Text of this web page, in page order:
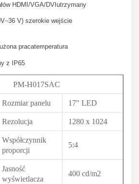
HDMI/VGA/DVIutrzymany
~36 V) szerokie wejście
pracatemperatura
z IP65
PM-H017SAC
Rozmiar panelu 17" LED
Rezolucja 1280 x 1024
Współczynnik
proporcji
5:4
Jasność
wyświetlacza
400 cd/m2